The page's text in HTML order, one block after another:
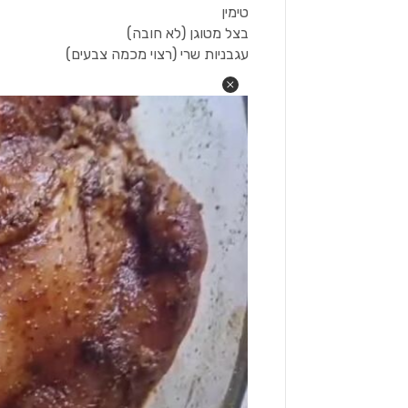
טימין
בצל מטוגן (לא חובה)
עגבניות שרי (רצוי מכמה צבעים)